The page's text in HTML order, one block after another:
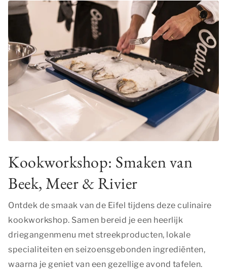
Kookworkshop: Smaken van
Beek, Meer & Rivier
Ontdek de smaak van de Eifel tijdens deze culinaire
kookworkshop. Samen bereid je een heerlijk
driegangenmenu met streekproducten, lokale
specialiteiten en seizoensgebonden ingrediënten,
waarna je geniet van een gezellige avond tafelen.
Privacy opties
Dankzij cookies hoef je niet steeds dezelfde informatie